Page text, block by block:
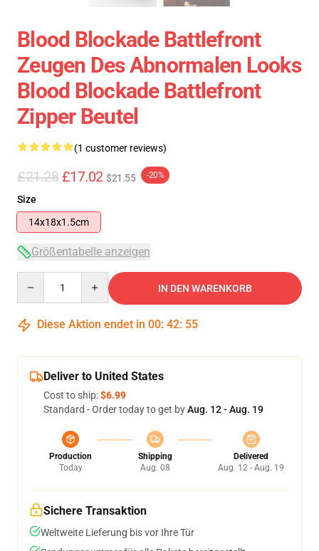
Blood Blockade Battlefront
Zeugen Des Abnormalen Looks
Blood Blockade Battlefront
Zipper Beutel
(1 customer reviews)
£21.28 £17.02 $21.55 -20%
Size
14x18x1.5cm
Größentabelle anzeigen
IN DEN WARENKORB
Diese Aktion endet in 00: 42: 55
Deliver to United States
Cost to ship:$6.99
Standard - Order today to get byAug. 12 - Aug. 19
Production
Today
Shipping
Aug. 08
Delivered
Aug. 12 - Aug. 19
Sichere Transaktion
Weltweite Lieferung bis vor Ihre Tür